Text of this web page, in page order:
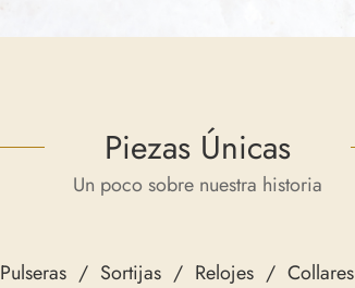
Piezas Únicas
Un poco sobre nuestra historia
Pulseras Sortijas Relojes Collares